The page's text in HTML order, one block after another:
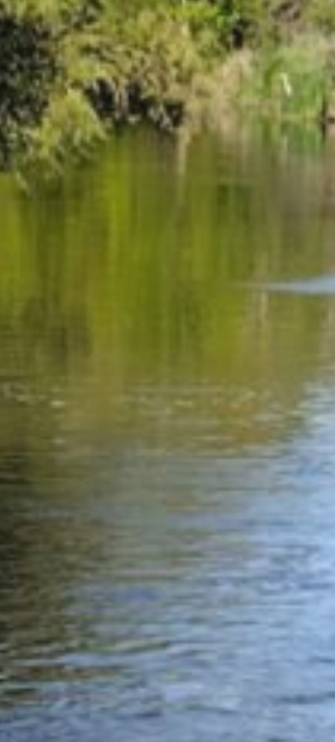
Mai 2026
April 2026
März 2026
Februar 2026
Juni 2024
Mai 2024
April 2024
März 2024
Februar 2024